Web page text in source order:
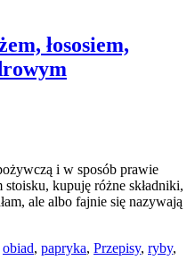
łososiem,
i w sposób prawie
kupuję różne składniki,
ale albo fajnie się nazywają
obiad, papryka, Przepisy, ryby,